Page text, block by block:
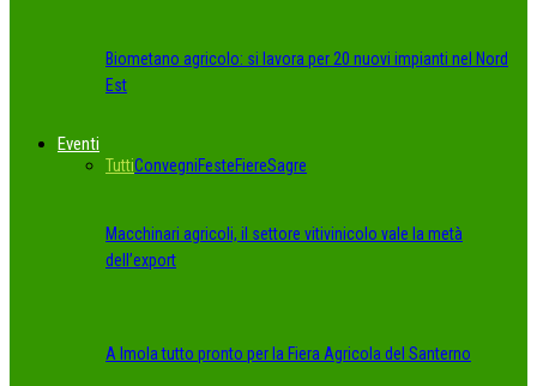
Biometano agricolo: si lavora per 20 nuovi impianti nel Nord
Est
Eventi
TuttiConvegniFesteFiereSagre
Macchinari agricoli, il settore vitivinicolo vale la metà
dell’export
A Imola tutto pronto per la Fiera Agricola del Santerno